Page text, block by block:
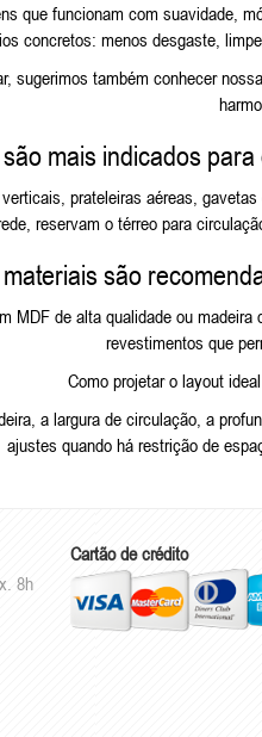
que funcionam com suavidade,
concretos: menos desgaste,
sugerimos também conhecer
mais indicados
prateleiras aéreas,
reservam o térreo para
são
MDF de alta qualidade ou
revestimentos que
Como projetar o layout
a largura de circulação, a
ajustes quando há restrição de
8h
Cartão de crédito